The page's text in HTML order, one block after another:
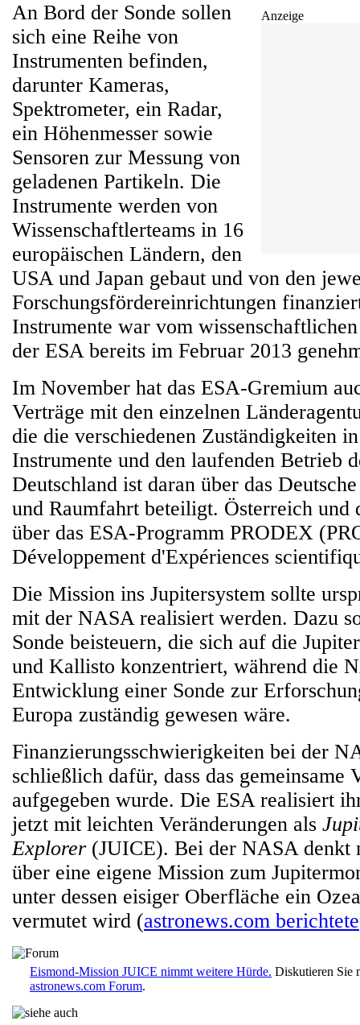
Anzeige
An Bord der Sonde sollen
sich eine Reihe von
Instrumenten befinden,
darunter Kameras,
Spektrometer, ein Radar,
ein Höhenmesser sowie
Sensoren zur Messung von
geladenen Partikeln. Die
Instrumente werden von
Wissenschaftlerteams in 16
europäischen Ländern, den
USA und Japan gebaut und von den
Forschungsfördereinrichtungen
Instrumente war vom
der ESA bereits im Februar 2013
Im November hat das ESA-Gremium
Verträge mit den einzelnen
die die verschiedenen Zuständigkeiten
Instrumente und den laufenden Betrieb
Deutschland ist daran über das
und Raumfahrt beteiligt. Österreich und
über das ESA-Programm PRODEX
Développement d'Expériences
Die Mission ins Jupitersystem sollte
mit der NASA realisiert werden. Dazu
Sonde beisteuern, die sich auf die
und Kallisto konzentriert, während die
Entwicklung einer Sonde zur
Europa zuständig gewesen wäre.
Finanzierungsschwierigkeiten bei der
schließlich dafür, dass das gemeinsame
aufgegeben wurde. Die ESA realisiert
jetzt mit leichten Veränderungen als
Explorer (JUICE). Bei der NASA denkt
über eine eigene Mission zum
unter dessen eisiger Oberfläche ein
vermutet wird (astronews.com berichtete
Eismond-Mission JUICE nimmt weitere Hürde. Diskutieren Sie
astronews.com Forum.